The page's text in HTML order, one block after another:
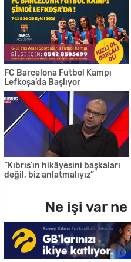
FC Barcelona Futbol Kampı
Lefkoşa’da Başlıyor
“Kıbrıs’ın hikâyesini başkaları
değil, biz anlatmalıyız”
Ne işi var